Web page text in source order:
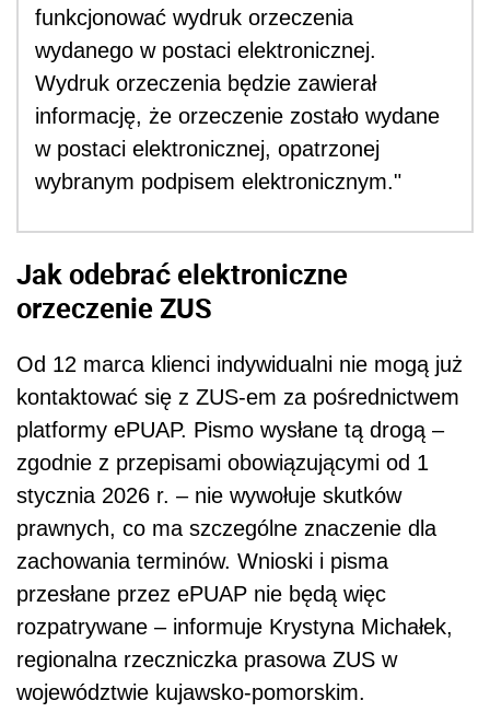
funkcjonować wydruk orzeczenia
wydanego w postaci elektronicznej.
Wydruk orzeczenia będzie zawierał
informację, że orzeczenie zostało wydane
w postaci elektronicznej, opatrzonej
wybranym podpisem elektronicznym."
Jak odebrać elektroniczne
orzeczenie ZUS
Od 12 marca klienci indywidualni nie mogą już
kontaktować się z ZUS-em za pośrednictwem
platformy ePUAP. Pismo wysłane tą drogą –
zgodnie z przepisami obowiązującymi od 1
stycznia 2026 r. – nie wywołuje skutków
prawnych, co ma szczególne znaczenie dla
zachowania terminów. Wnioski i pisma
przesłane przez ePUAP nie będą więc
rozpatrywane – informuje Krystyna Michałek,
regionalna rzeczniczka prasowa ZUS w
województwie kujawsko-pomorskim.